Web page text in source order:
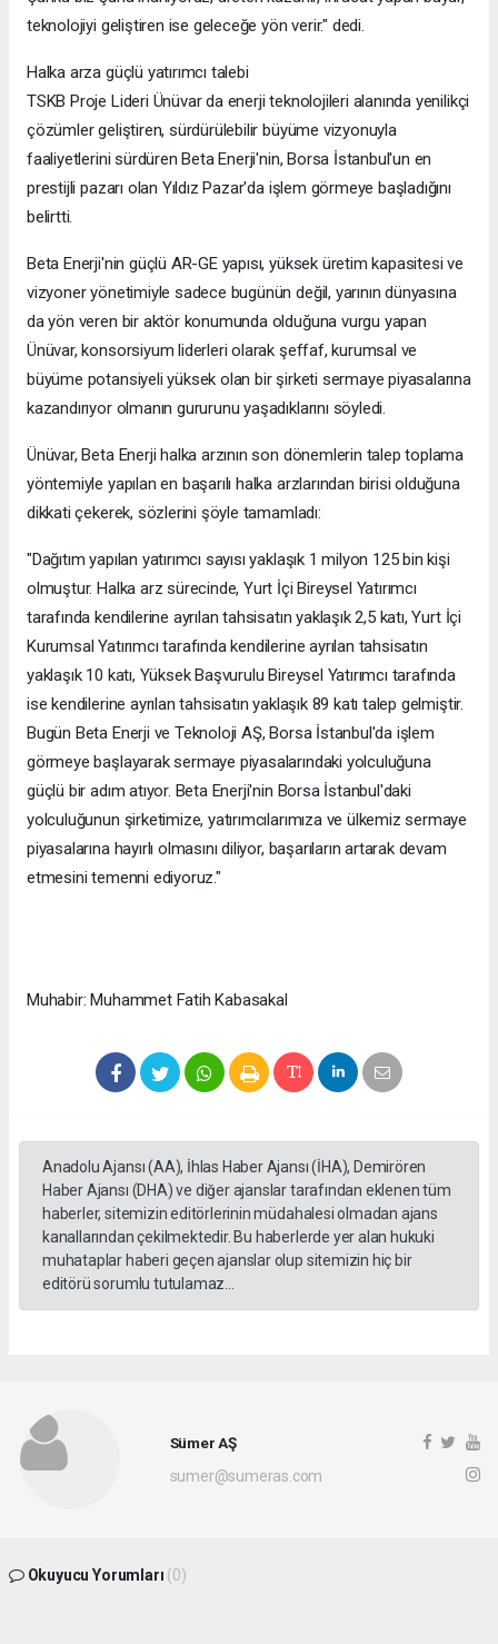
teknolojiyi geliştiren ise geleceğe yön verir." dedi.
Halka arza güçlü yatırımcı talebi
TSKB Proje Lideri Ünüvar da enerji teknolojileri alanında yenilikçi
çözümler geliştiren, sürdürülebilir büyüme vizyonuyla
faaliyetlerini sürdüren Beta Enerji'nin, Borsa İstanbul'un en
prestijli pazarı olan Yıldız Pazar'da işlem görmeye başladığını
belirtti.
Beta Enerji'nin güçlü AR-GE yapısı, yüksek üretim kapasitesi ve
vizyoner yönetimiyle sadece bugünün değil, yarının dünyasına
da yön veren bir aktör konumunda olduğuna vurgu yapan
Ünüvar, konsorsiyum liderleri olarak şeffaf, kurumsal ve
büyüme potansiyeli yüksek olan bir şirketi sermaye piyasalarına
kazandırıyor olmanın gururunu yaşadıklarını söyledi.
Ünüvar, Beta Enerji halka arzının son dönemlerin talep toplama
yöntemiyle yapılan en başarılı halka arzlarından birisi olduğuna
dikkati çekerek, sözlerini şöyle tamamladı:
"Dağıtım yapılan yatırımcı sayısı yaklaşık 1 milyon 125 bin kişi
olmuştur. Halka arz sürecinde, Yurt İçi Bireysel Yatırımcı
tarafında kendilerine ayrılan tahsisatın yaklaşık 2,5 katı, Yurt İçi
Kurumsal Yatırımcı tarafında kendilerine ayrılan tahsisatın
yaklaşık 10 katı, Yüksek Başvurulu Bireysel Yatırımcı tarafında
ise kendilerine ayrılan tahsisatın yaklaşık 89 katı talep gelmiştir.
Bugün Beta Enerji ve Teknoloji AŞ, Borsa İstanbul'da işlem
görmeye başlayarak sermaye piyasalarındaki yolculuğuna
güçlü bir adım atıyor. Beta Enerji'nin Borsa İstanbul'daki
yolculuğunun şirketimize, yatırımcılarımıza ve ülkemiz sermaye
piyasalarına hayırlı olmasını diliyor, başarıların artarak devam
etmesini temenni ediyoruz."
Muhabir: Muhammet Fatih Kabasakal
Anadolu Ajansı (AA), İhlas Haber Ajansı (İHA), Demirören
Haber Ajansı (DHA) ve diğer ajanslar tarafından eklenen tüm
haberler, sitemizin editörlerinin müdahalesi olmadan ajans
kanallarından çekilmektedir. Bu haberlerde yer alan hukuki
muhataplar haberi geçen ajanslar olup sitemizin hiç bir
editörü sorumlu tutulamaz...
Sümer AŞ
sumer@sumeras.com
Okuyucu Yorumları (0)